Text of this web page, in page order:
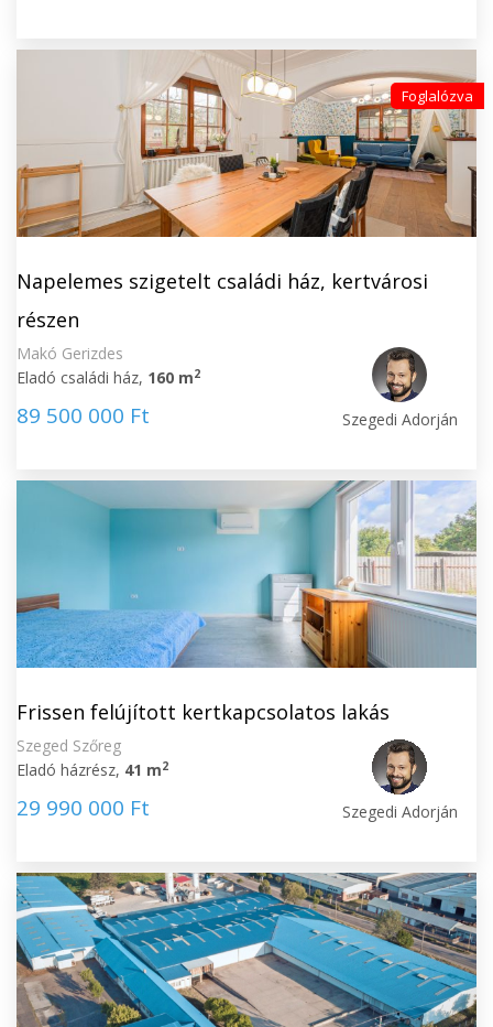
Foglalózva
Napelemes szigetelt családi ház, kertvárosi
részen
Makó Gerizdes
Eladó családi ház, 160 m2
89 500 000 Ft Szegedi Adorján
Frissen felújított kertkapcsolatos lakás
Szeged Szőreg
Eladó házrész, 41 m2
29 990 000 Ft Szegedi Adorján